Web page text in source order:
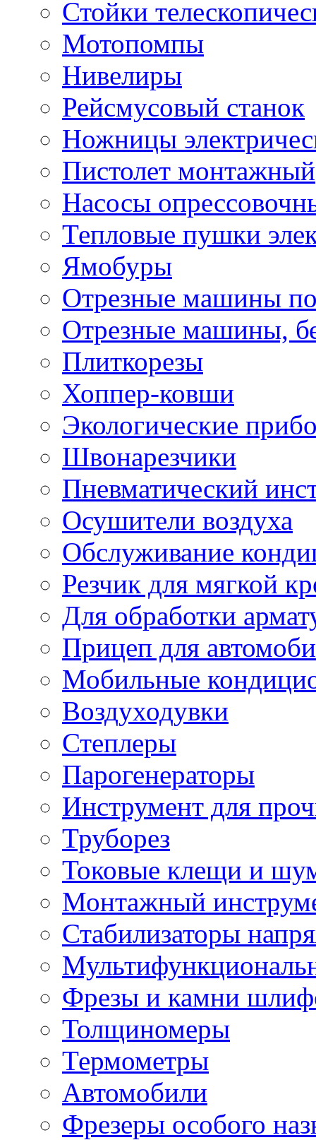
Стойки
Мотопомпы
Нивелиры
Рейсмусовый станок
Ножницы
Пистолет монтажный
Насосы
Тепловые пушки
Ямобуры
Отрезные машины
Отрезные машины,
Плиткорезы
Хоппер-ковши
Экологические
Швонарезчики
Пневматический
Осушители воздуха
Обслуживание
Резчик для мягкой
Для обработки
Прицеп для
Мобильные
Воздуходувки
Степлеры
Парогенераторы
Инструмент для
Труборез
Токовые клещи и
Монтажный
Стабилизаторы
Фрезы и камни
Толщиномеры
Термометры
Автомобили
Фрезеры особого